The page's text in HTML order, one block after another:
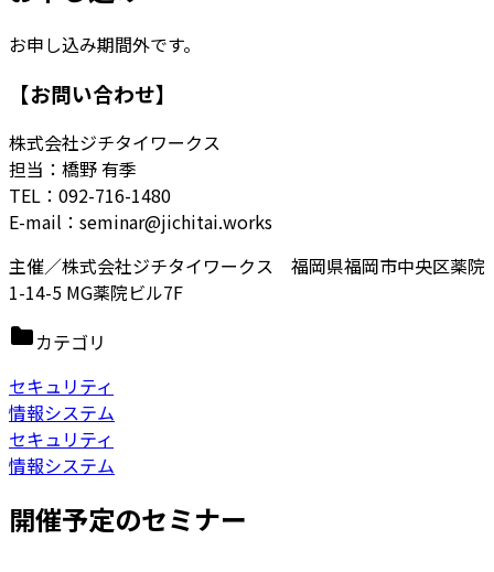
お申し込み期間外です。
【お問い合わせ】
株式会社ジチタイワークス
担当：橋野 有季
TEL：092-716-1480
E-mail：seminar@jichitai.works
主催／株式会社ジチタイワークス 福岡県福岡市中央区薬院
1-14-5 MG薬院ビル7F
カテゴリ
セキュリティ
情報システム
セキュリティ
情報システム
開催予定のセミナー